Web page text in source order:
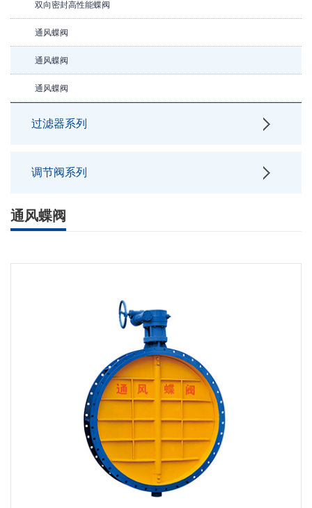
双向密封高性能蝶阀
通风蝶阀
通风蝶阀
通风蝶阀
过滤器系列
调节阀系列
通风蝶阀